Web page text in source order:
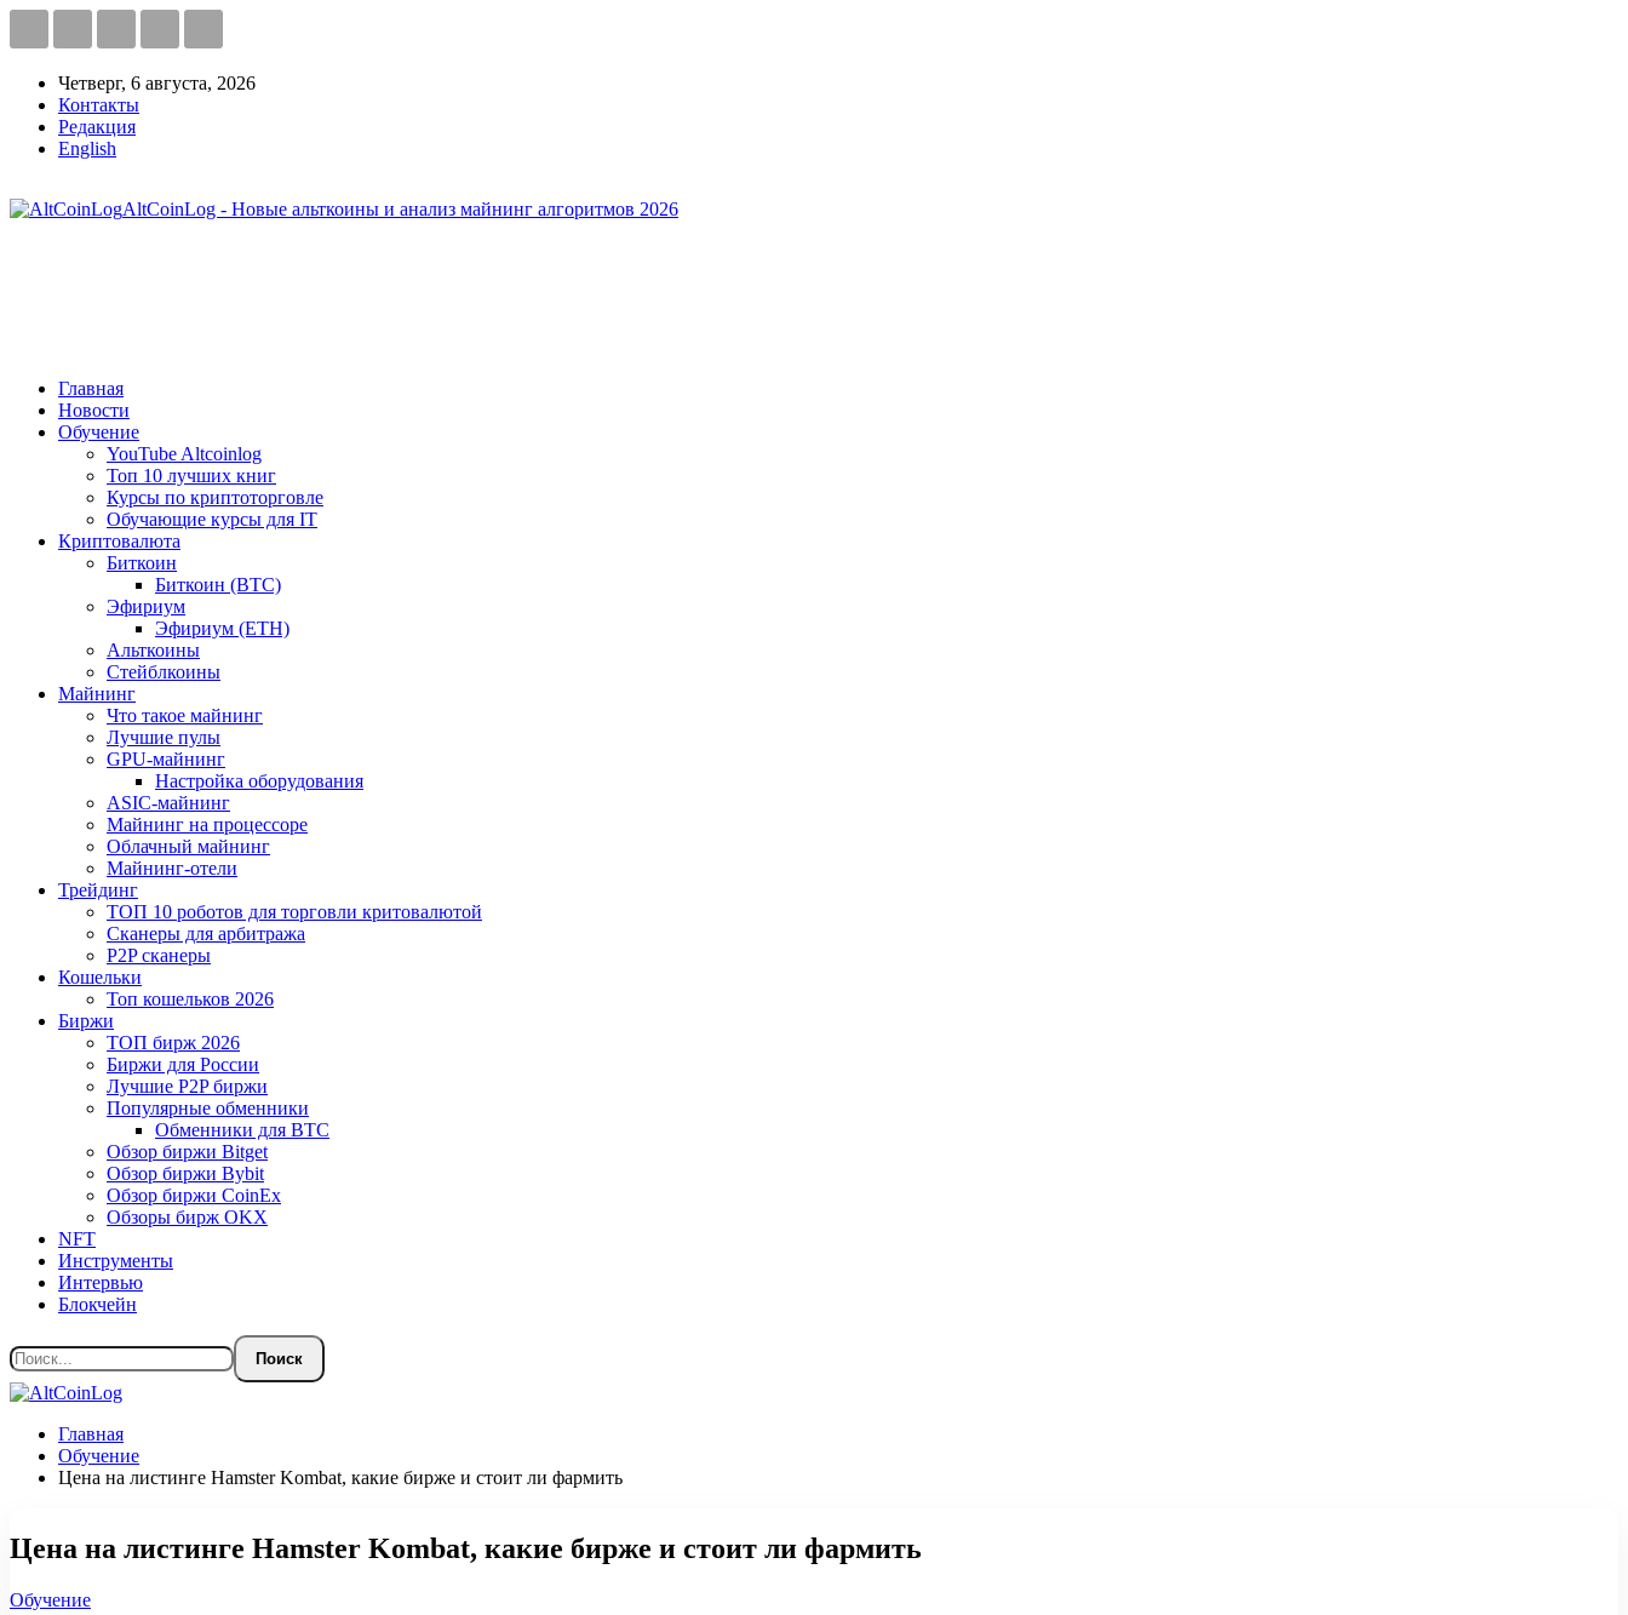
Четверг, 6 августа, 2026
Контакты
Редакция
English
AltCoinLog - Новые альткоины и анализ майнинг алгоритмов 2026
Главная
Новости
Обучение
YouTube Altcoinlog
Топ 10 лучших книг
Курсы по криптоторговле
Обучающие курсы для IT
Криптовалюта
Биткоин
Биткоин (BTC)
Эфириум
Эфириум (ETH)
Альткоины
Стейблкоины
Майнинг
Что такое майнинг
Лучшие пулы
GPU-майнинг
Настройка оборудования
ASIC-майнинг
Майнинг на процессоре
Облачный майнинг
Майнинг-отели
Трейдинг
ТОП 10 роботов для торговли критовалютой
Сканеры для арбитража
P2P сканеры
Кошельки
Топ кошельков 2026
Биржи
ТОП бирж 2026
Биржи для России
Лучшие P2P биржи
Популярные обменники
Обменники для BTC
Обзор биржи Bitget
Обзор биржи Bybit
Обзор биржи CoinEx
Обзоры бирж OKX
NFT
Инструменты
Интервью
Блокчейн
Главная
Обучение
Цена на листинге Hamster Kombat, какие бирже и стоит ли фармить
Цена на листинге Hamster Kombat, какие бирже и стоит ли фармить
Обучение